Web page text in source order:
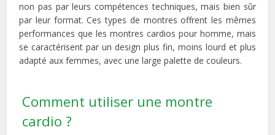
non pas par leurs compétences techniques, mais bien sûr
par leur format. Ces types de montres offrent les mêmes
performances que les montres cardios pour homme, mais
se caractérisent par un design plus fin, moins lourd et plus
adapté aux femmes, avec une large palette de couleurs.
Comment utiliser une montre
cardio ?